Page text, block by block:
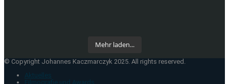
Mehr laden...
© Copyright Johannes Kaczmarczyk 2025. All rights reserved.
Aktuelles
Filmografie und Awards